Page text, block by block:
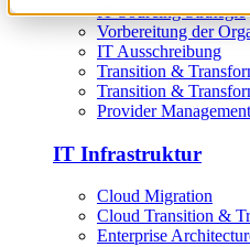
IT Sourcing Strategie
Vorbereitung der
IT Ausschreibung
Transition &
Transition &
Provider Management
IT Infrastruktur
Cloud Migration
Cloud Transition &
Enterprise